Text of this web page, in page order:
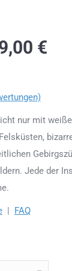
€
nur mit
Jede der
| FAQ